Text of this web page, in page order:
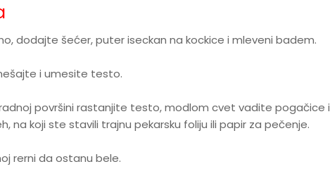
dodajte šećer, puter iseckan na kockice i mleveni badem.
i umesite testo.
površini rastanjite testo, modlom cvet vadite pogačice i
na koji ste stavili trajnu pekarsku foliju ili papir za pečenje.
rerni da ostanu bele.